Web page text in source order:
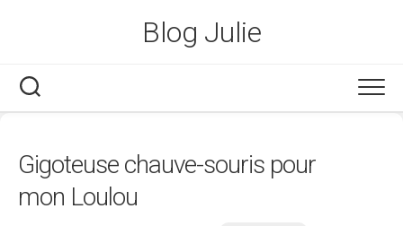
Blog Julie
Gigoteuse chauve-souris pour
mon Loulou